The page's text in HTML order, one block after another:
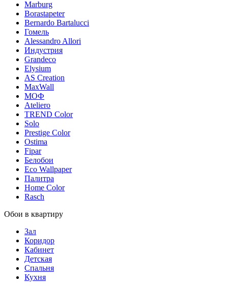
Marburg
Borastapeter
Bernardo Bartalucci
Гомель
Alessandro Allori
Индустрия
Grandeco
Elysium
AS Creation
MaxWall
МОФ
Ateliero
TREND Color
Solo
Prestige Color
Ostima
Fipar
Белобои
Eco Wallpaper
Палитра
Home Color
Rasch
Обои в квартиру
Зал
Коридор
Кабинет
Детская
Спальня
Кухня